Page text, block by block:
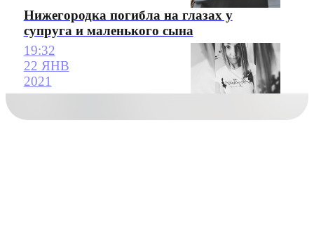
Нижегородка погибла на глазах у
супруга и маленького сына
19:32
22 ЯНВ
2021